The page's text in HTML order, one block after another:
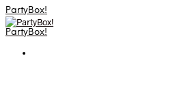
PartyBox!
PartyBox!